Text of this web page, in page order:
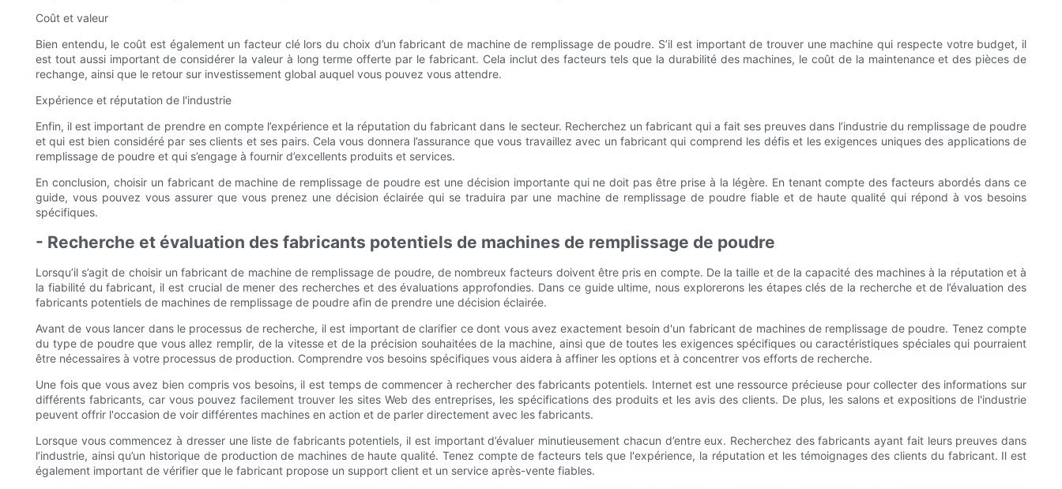
Coût et valeur
Bien entendu, le coût est également un facteur clé lors du choix d’un fabricant de machine de remplissage de poudre. S’il est important de trouver une machine qui respecte votre budget, il
est tout aussi important de considérer la valeur à long terme offerte par le fabricant. Cela inclut des facteurs tels que la durabilité des machines, le coût de la maintenance et des pièces de
rechange, ainsi que le retour sur investissement global auquel vous pouvez vous attendre.
Expérience et réputation de l'industrie
Enfin, il est important de prendre en compte l’expérience et la réputation du fabricant dans le secteur. Recherchez un fabricant qui a fait ses preuves dans l’industrie du remplissage de poudre
et qui est bien considéré par ses clients et ses pairs. Cela vous donnera l’assurance que vous travaillez avec un fabricant qui comprend les défis et les exigences uniques des applications de
remplissage de poudre et qui s’engage à fournir d’excellents produits et services.
En conclusion, choisir un fabricant de machine de remplissage de poudre est une décision importante qui ne doit pas être prise à la légère. En tenant compte des facteurs abordés dans ce
guide, vous pouvez vous assurer que vous prenez une décision éclairée qui se traduira par une machine de remplissage de poudre fiable et de haute qualité qui répond à vos besoins
spécifiques.
- Recherche et évaluation des fabricants potentiels de machines de remplissage de poudre
Lorsqu’il s’agit de choisir un fabricant de machine de remplissage de poudre, de nombreux facteurs doivent être pris en compte. De la taille et de la capacité des machines à la réputation et à
la fiabilité du fabricant, il est crucial de mener des recherches et des évaluations approfondies. Dans ce guide ultime, nous explorerons les étapes clés de la recherche et de l’évaluation des
fabricants potentiels de machines de remplissage de poudre afin de prendre une décision éclairée.
Avant de vous lancer dans le processus de recherche, il est important de clarifier ce dont vous avez exactement besoin d'un fabricant de machines de remplissage de poudre. Tenez compte
du type de poudre que vous allez remplir, de la vitesse et de la précision souhaitées de la machine, ainsi que de toutes les exigences spécifiques ou caractéristiques spéciales qui pourraient
être nécessaires à votre processus de production. Comprendre vos besoins spécifiques vous aidera à affiner les options et à concentrer vos efforts de recherche.
Une fois que vous avez bien compris vos besoins, il est temps de commencer à rechercher des fabricants potentiels. Internet est une ressource précieuse pour collecter des informations sur
différents fabricants, car vous pouvez facilement trouver les sites Web des entreprises, les spécifications des produits et les avis des clients. De plus, les salons et expositions de l'industrie
peuvent offrir l'occasion de voir différentes machines en action et de parler directement avec les fabricants.
Lorsque vous commencez à dresser une liste de fabricants potentiels, il est important d’évaluer minutieusement chacun d’entre eux. Recherchez des fabricants ayant fait leurs preuves dans
l’industrie, ainsi qu’un historique de production de machines de haute qualité. Tenez compte de facteurs tels que l'expérience, la réputation et les témoignages des clients du fabricant. Il est
également important de vérifier que le fabricant propose un support client et un service après-vente fiables.